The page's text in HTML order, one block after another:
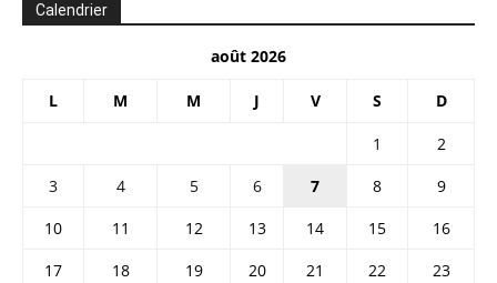
Calendrier
août 2026
L M M J V S D
1
2
3
4 5 6 7 8
9
10
11 12 13 14 15
16
17
18 19 20 21 22
23